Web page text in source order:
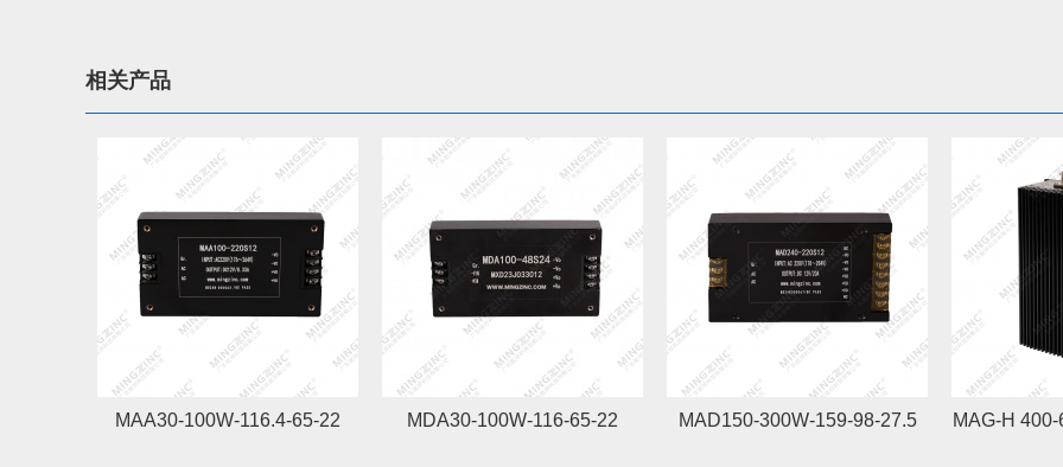
相关产品
MAA30-100W-116.4-65-22 MDA30-100W-116-65-22 MAD150-300W-159-98-27.5 MAG-H